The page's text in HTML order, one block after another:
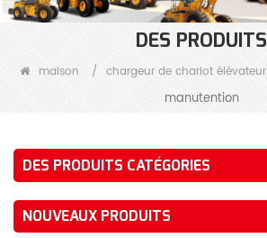
DES PRODUITS
maison / chargeur de chariot élévateur
manutention
DES PRODUITS CATÉGORIES
NOUVEAUX PRODUITS